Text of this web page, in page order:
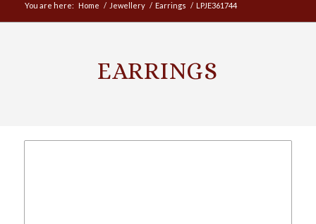
You are here: Home / Jewellery / Earrings / LPJE361744
EARRINGS